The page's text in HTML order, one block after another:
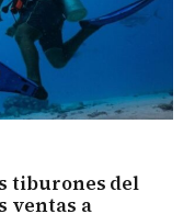
tiburones del
ventas a